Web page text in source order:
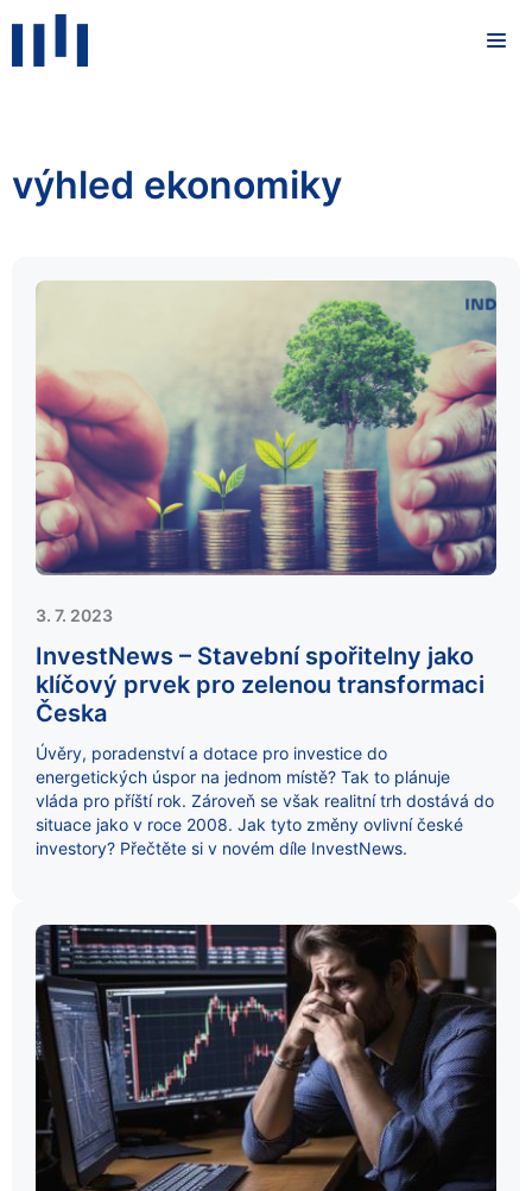
výhled ekonomiky
3. 7. 2023
InvestNews – Stavební spořitelny jako
klíčový prvek pro zelenou transformaci
Česka
Úvěry, poradenství a dotace pro investice do
energetických úspor na jednom místě? Tak to plánuje
vláda pro příští rok. Zároveň se však realitní trh dostává do
situace jako v roce 2008. Jak tyto změny ovlivní české
investory? Přečtěte si v novém díle InvestNews.